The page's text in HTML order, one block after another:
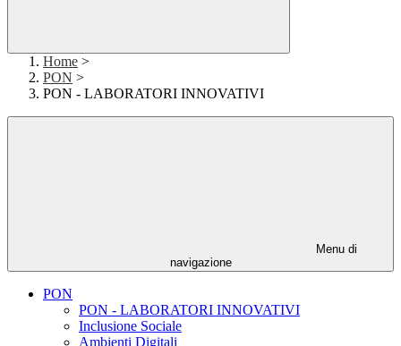
Home >
PON >
PON - LABORATORI INNOVATIVI
Menu di
navigazione
PON
PON - LABORATORI INNOVATIVI
Inclusione Sociale
Ambienti Digitali